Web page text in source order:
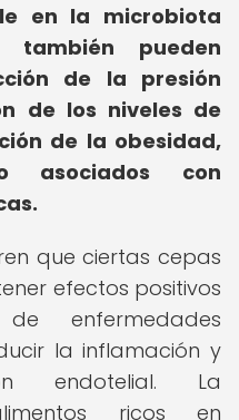
en la microbiota
también pueden
de la presión
de los niveles de
de la obesidad,
asociados con
que ciertas cepas
efectos positivos
enfermedades
la inflamación y
endotelial. La
ricos en